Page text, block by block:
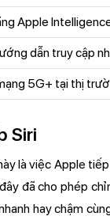
Apple
dẫn truy cập
5G+ tại thị
Siri
là việc Apple
đã cho phép
hay chậm